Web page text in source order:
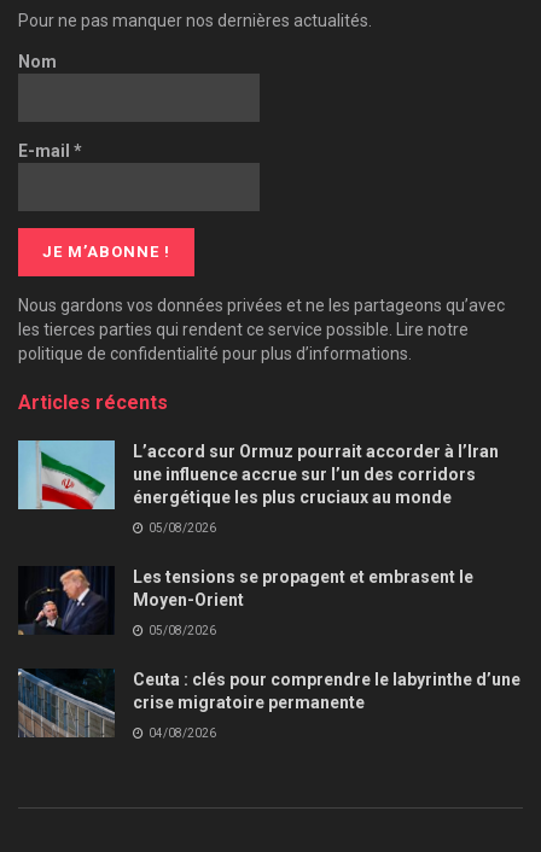
Pour ne pas manquer nos dernières actualités.
Nom
E-mail *
Nous gardons vos données privées et ne les partageons qu’avec
les tierces parties qui rendent ce service possible. Lire notre
politique de confidentialité pour plus d’informations.
Articles récents
L’accord sur Ormuz pourrait accorder à l’Iran
une influence accrue sur l’un des corridors
énergétique les plus cruciaux au monde
05/08/2026
Les tensions se propagent et embrasent le
Moyen-Orient
05/08/2026
Ceuta : clés pour comprendre le labyrinthe d’une
crise migratoire permanente
04/08/2026